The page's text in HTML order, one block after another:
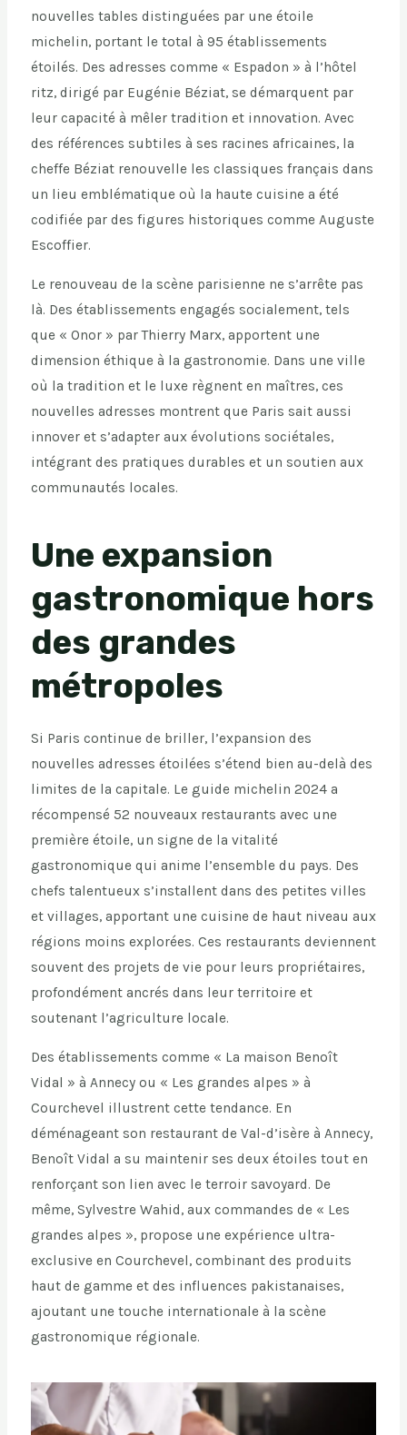
nouvelles tables distinguées par une étoile
michelin, portant le total à 95 établissements
étoilés. Des adresses comme « Espadon » à l’hôtel
ritz, dirigé par Eugénie Béziat, se démarquent par
leur capacité à mêler tradition et innovation. Avec
des références subtiles à ses racines africaines, la
cheffe Béziat renouvelle les classiques français dans
un lieu emblématique où la haute cuisine a été
codifiée par des figures historiques comme Auguste
Escoffier.
Le renouveau de la scène parisienne ne s’arrête pas
là. Des établissements engagés socialement, tels
que « Onor » par Thierry Marx, apportent une
dimension éthique à la gastronomie. Dans une ville
où la tradition et le luxe règnent en maîtres, ces
nouvelles adresses montrent que Paris sait aussi
innover et s’adapter aux évolutions sociétales,
intégrant des pratiques durables et un soutien aux
communautés locales.
Une expansion
gastronomique hors
des grandes
métropoles
Si Paris continue de briller, l’expansion des
nouvelles adresses étoilées s’étend bien au-delà des
limites de la capitale. Le guide michelin 2024 a
récompensé 52 nouveaux restaurants avec une
première étoile, un signe de la vitalité
gastronomique qui anime l’ensemble du pays. Des
chefs talentueux s’installent dans des petites villes
et villages, apportant une cuisine de haut niveau aux
régions moins explorées. Ces restaurants deviennent
souvent des projets de vie pour leurs propriétaires,
profondément ancrés dans leur territoire et
soutenant l’agriculture locale.
Des établissements comme « La maison Benoît
Vidal » à Annecy ou « Les grandes alpes » à
Courchevel illustrent cette tendance. En
déménageant son restaurant de Val-d’isère à Annecy,
Benoît Vidal a su maintenir ses deux étoiles tout en
renforçant son lien avec le terroir savoyard. De
même, Sylvestre Wahid, aux commandes de « Les
grandes alpes », propose une expérience ultra-
exclusive en Courchevel, combinant des produits
haut de gamme et des influences pakistanaises,
ajoutant une touche internationale à la scène
gastronomique régionale.